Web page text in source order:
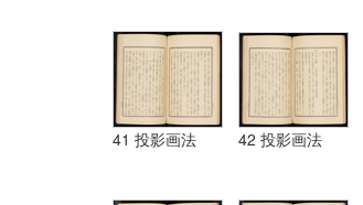
41 投影画法 42 投影画法